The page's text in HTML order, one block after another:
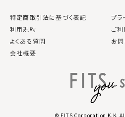
特定商取引法に基づく表記
プラ
利用規約
ご利
よくある質問
お
会社概要
© FITS Corporation K.K.